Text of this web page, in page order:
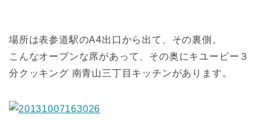
場所は表参道駅のA4出口から出て、その裏側。
こんなオープンな席があって、その奥にキユーピー３
分クッキング 南青山三丁目キッチンがあります。